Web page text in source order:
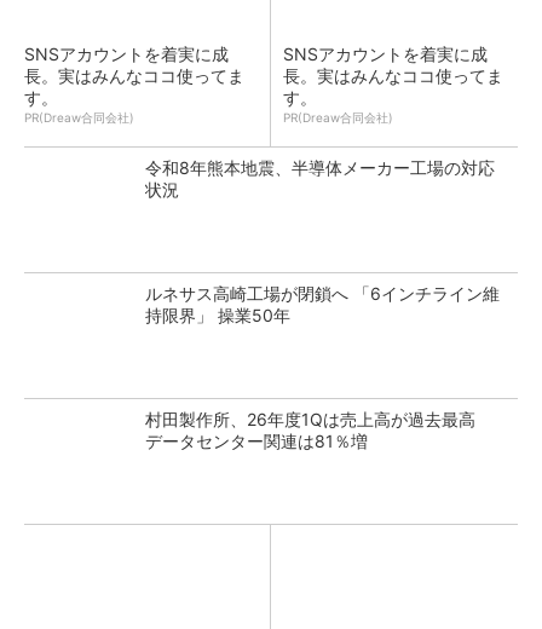
SNSアカウントを着実に成
長。実はみんなココ使ってま
す。
PR(Dreaw合同会社)
SNSアカウントを着実に成
長。実はみんなココ使ってま
す。
PR(Dreaw合同会社)
令和8年熊本地震、半導体メーカー工場の対応
状況
ルネサス高崎工場が閉鎖へ 「6インチライン維
持限界」 操業50年
村田製作所、26年度1Qは売上高が過去最高
データセンター関連は81％増